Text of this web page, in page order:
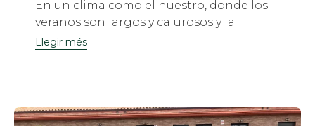
En un clima como el nuestro, donde los
veranos son largos y calurosos y la...
Llegir més